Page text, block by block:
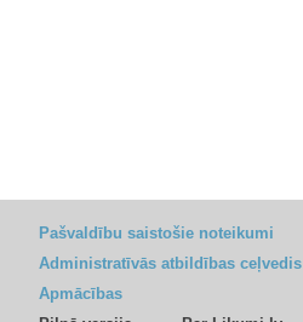
Pašvaldību saistošie noteikumi
Administratīvās atbildības ceļvedis
Apmācības